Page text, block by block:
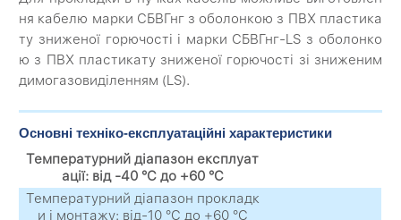
ня кабелю марки СБВГнг з оболонкою з ПВХ пластика
ту зниженої горючості і марки СБВГнг-LS з оболонко
ю з ПВХ пластикату зниженої горючості зі зниженим
димогазовиділенням (LS).
Основні техніко-експлуатаційні характеристики
Температурний діапазон експлуат
ації: від -40 °C до +60 °C
Температурний діапазон прокладк
и і монтажу: від-10 °C до +60 °C